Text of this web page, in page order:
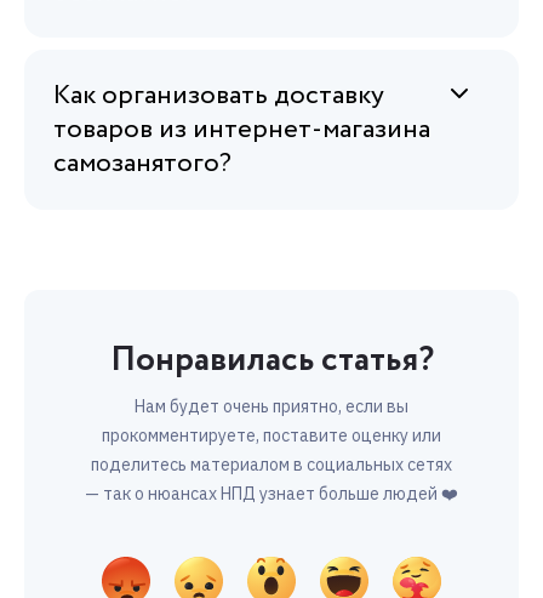
Как организовать доставку
товаров из интернет-магазина
самозанятого?
Понравилась статья?
Нам будет очень приятно, если вы
прокомментируете, поставите оценку или
поделитесь материалом в социальных сетях
— так о нюансах НПД узнает больше людей ❤️